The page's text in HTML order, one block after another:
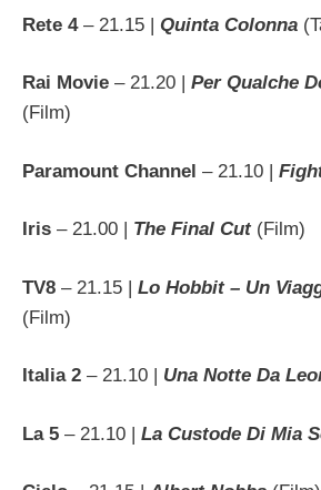
Rete 4– 21.15 | Quinta Colonna
Rai Movie – 21.20 | Per Qualche
(Film)
Paramount Channel – 21.10 |
Iris – 21.00 | The Final Cut(Film)
TV8 – 21.15 | Lo Hobbit – Un
(Film)
Italia 2 – 21.10 | Una Notte Da
La 5 – 21.10 | La Custode Di Mia